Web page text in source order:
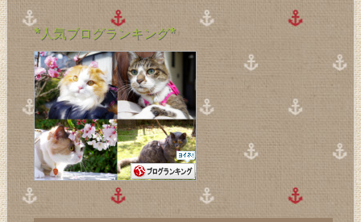
*人気ブログランキング*